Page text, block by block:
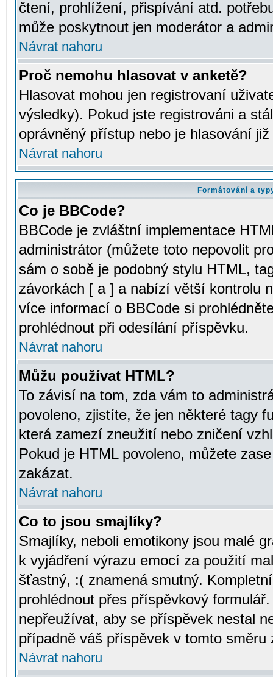
čtení, prohlížení, přispívání atd.
může poskytnout jen moderátor a
Návrat nahoru
Proč nemohu hlasovat v anketě?
Hlasovat mohou jen registrovaní
výsledky). Pokud jste registrováni a
oprávněný přístup nebo je hlasování
Návrat nahoru
Formátování a
Co je BBCode?
BBCode je zvláštní implementace
administrátor (můžete toto nepovolit
sám o sobě je podobný stylu HTML,
závorkách [ a ] a nabízí větší kontrolu
více informací o BBCode si
prohlédnout při odesílání příspěvku.
Návrat nahoru
Můžu používat HTML?
To závisí na tom, zda vám to
povoleno, zjistíte, že jen některé tagy
která zamezí zneužití nebo zničení
Pokud je HTML povoleno, můžete
zakázat.
Návrat nahoru
Co to jsou smajlíky?
Smajlíky, neboli emotikony jsou malé
k vyjádření výrazu emocí za použití
šťastný, :( znamená smutný.
prohlédnout přes příspěvkový
nepřeužívat, aby se příspěvek nestal
případně váš příspěvek v tomto směru
Návrat nahoru